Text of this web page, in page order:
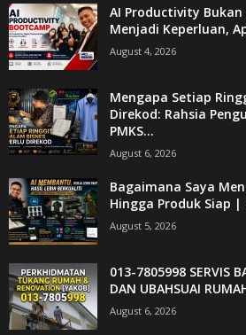
AI Productivity Bukan
Menjadi Keperluan,
August 4, 2026
Mengapa Setiap
Direkod: Rahsia
PMKS...
August 6, 2026
Bagaimana Saya
Hingga Produk Siap |
August 5, 2026
013-7805998 SERVIS
DAN UBAHSUAI
August 6, 2026